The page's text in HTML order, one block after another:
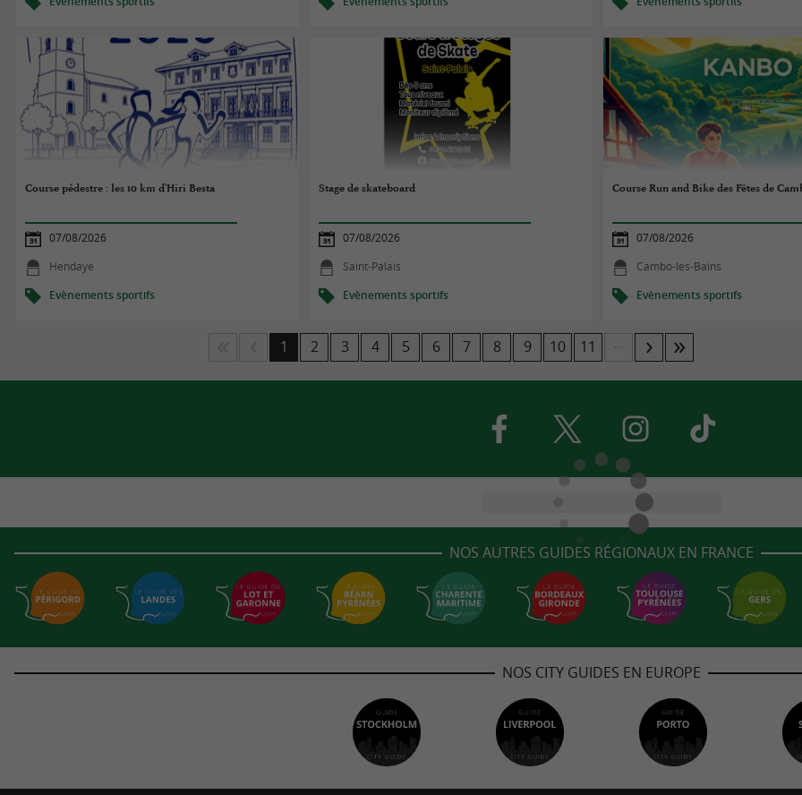
Course pédestre : les 10 km d'Hiri Besta
07/08/2026
Hendaye
Evènements sportifs
Stage de skateboard
07/08/2026
Saint-Palais
Evènements sportifs
Course Run and Bike des Fêtes de
07/08/2026
Cambo-les-Bains
Evènements sportifs
1 2 3 4 5 6 7 8 9 10 11
NOS AUTRES GUIDES RÉGIONAUX EN FRANCE
NOS CITY GUIDES EN EUROPE